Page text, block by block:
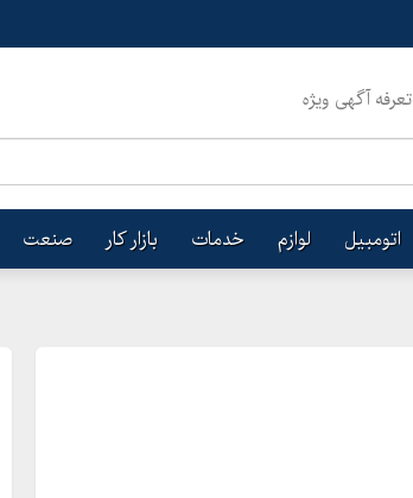
تعرفه آگهی ویژه
اتومبیل لوازم خدمات بازار کار صنعت